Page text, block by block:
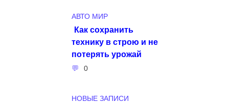
АВТО МИР
Как сохранить
технику в строю и не
потерять урожай
0
НОВЫЕ ЗАПИСИ